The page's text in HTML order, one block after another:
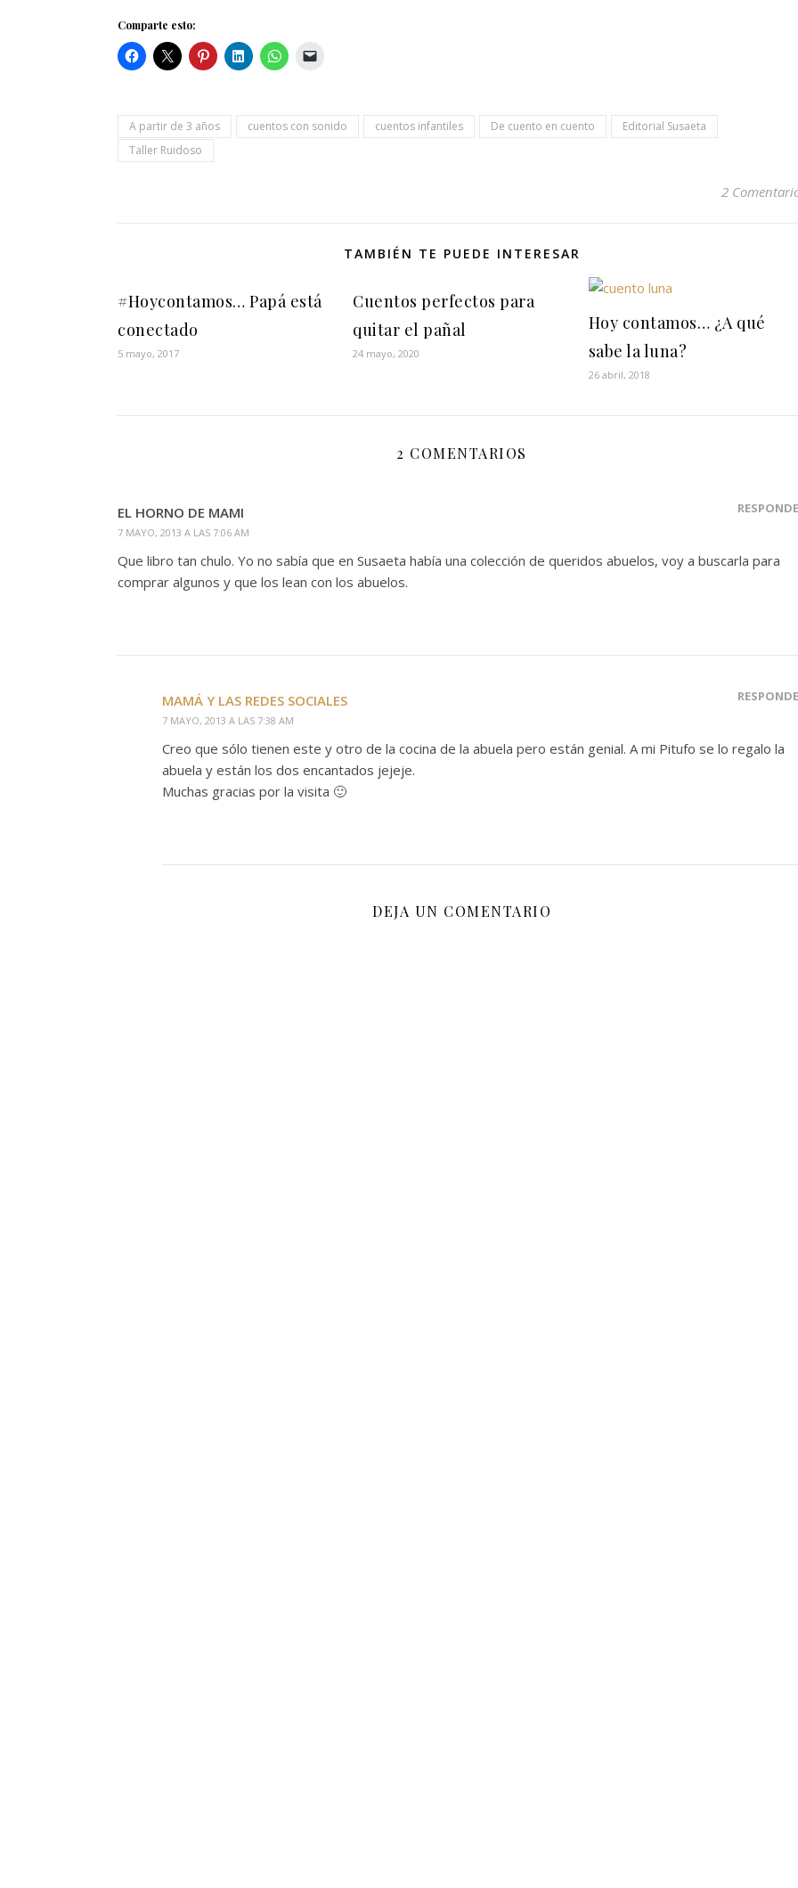
Comparte esto:
A partir de 3 años cuentos con sonido cuentos infantiles De cuento en cuento
Editorial Susaeta
Taller Ruidoso
2
TAMBIÉN TE PUEDE INTERESAR
#Hoycontamos… Papá está
conectado
5 mayo, 2017
Cuentos perfectos para
quitar el pañal
24 mayo, 2020
Hoy contamos… ¿A qué
sabe la luna?
26 abril, 2018
2 COMENTARIOS
EL HORNO DE MAMI
7 MAYO, 2013 A LAS 7:06 AM
Que libro tan chulo. Yo no sabía que en Susaeta había una colección de queridos abuelos, voy a buscarla para
comprar algunos y que los lean con los abuelos.
MAMÁ Y LAS REDES SOCIALES
7 MAYO, 2013 A LAS 7:38 AM
Creo que sólo tienen este y otro de la cocina de la abuela pero están genial. A mi Pitufo se lo regalo la
abuela y están los dos encantados jejeje.
Muchas gracias por la visita 🙂
DEJA UN COMENTARIO